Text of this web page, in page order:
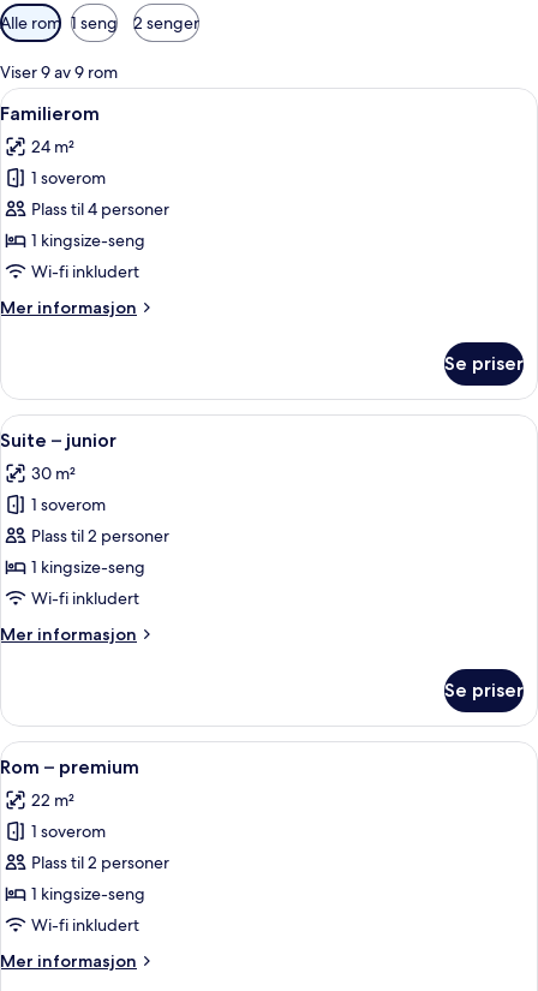
Tilgjengelige
filtre
for
rom
Alle rom 1 seng 2 senger
Viser 9 av 9 rom
Åpne
alle
bildene
av
Familierom
Sengetøy i egyptisk bomull,
13
Familierom
24 m²
1 soverom
Plass til 4 personer
1 kingsize-seng
Wi-fi inkludert
Mer informasjon
Mer
Se priser
Åpne
alle
bildene
av
Suite
–
junior
Suite – junior | Sengetøy i egyptisk
15
Suite – junior
30 m²
1 soverom
Plass til 2 personer
1 kingsize-seng
Wi-fi inkludert
Mer informasjon
Mer
–
junior
Se priser
Åpne
alle
bildene
av
Rom
–
premium
Rom – premium | Sengetøy i
8
Rom – premium
22 m²
1 soverom
Plass til 2 personer
1 kingsize-seng
Wi-fi inkludert
Mer informasjon
Mer